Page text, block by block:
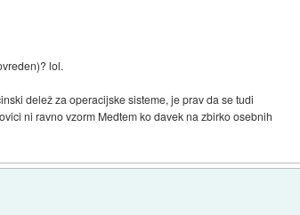
lol.
delež za operacijske sisteme, je prav da se tudi
ni ravno vzorm Medtem ko davek na zbirko osebnih